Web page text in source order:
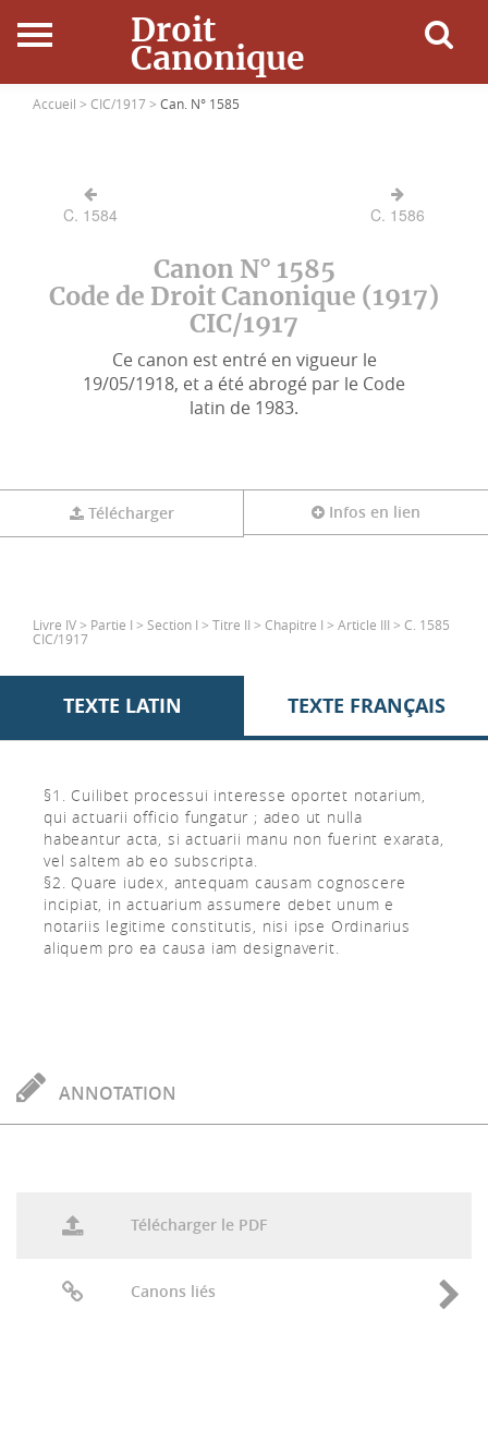
Droit
Canonique
Accueil
Ressources
Accueil > CIC/1917 > Can. N° 1585
C. 1584 C. 1586
Canon N° 1585
Code de Droit Canonique (1917)
CIC/1917
Ce canon est entré en vigueur le
19/05/1918, et a été abrogé par le Code
latin de 1983.
Télécharger Infos en lien
Livre IV > Partie I > Section I > Titre II > Chapitre I > Article III > C. 1585
CIC/1917
TEXTE LATIN TEXTE FRANÇAIS
§1. Cuilibet processui interesse oportet notarium,
qui actuarii officio fungatur ; adeo ut nulla
habeantur acta, si actuarii manu non fuerint exarata,
vel saltem ab eo subscripta.
§2. Quare iudex, antequam causam cognoscere
incipiat, in actuarium assumere debet unum e
notariis legitime constitutis, nisi ipse Ordinarius
aliquem pro ea causa iam designaverit.
ANNOTATION
Télécharger le PDF
Canons liés